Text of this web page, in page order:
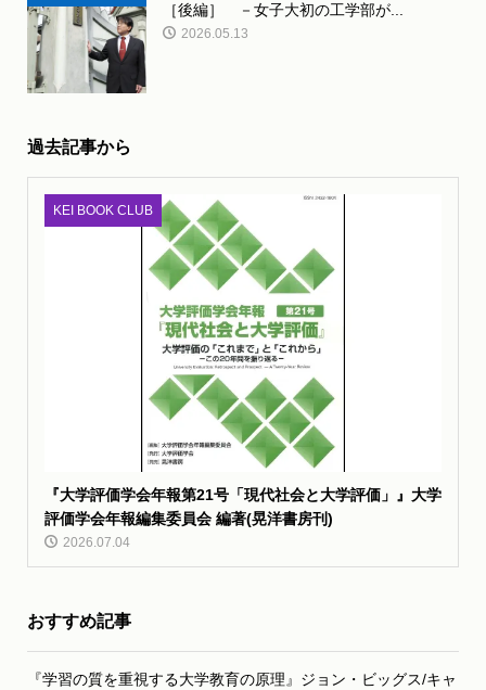
ー
［後編］ －女子大初の工学部が...
2026.05.13
過去記事から
KEI BOOK CLUB
『大学評価学会年報第21号「現代社会と大学評価」』大学
評価学会年報編集委員会 編著(晃洋書房刊)
2026.07.04
おすすめ記事
『学習の質を重視する大学教育の原理』ジョン・ビッグス/キャ